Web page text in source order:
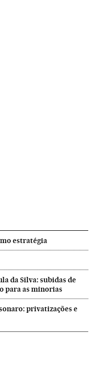
estratégia
da Silva: subidas de
para as minorias
privatizações e